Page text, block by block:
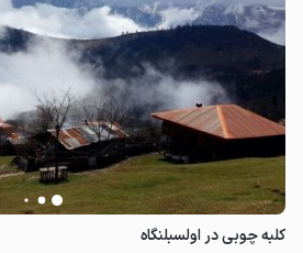
کلبه چوبی در اولسبلنگاه